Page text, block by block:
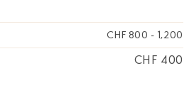
CHF 800 - 1,200
CHF 400